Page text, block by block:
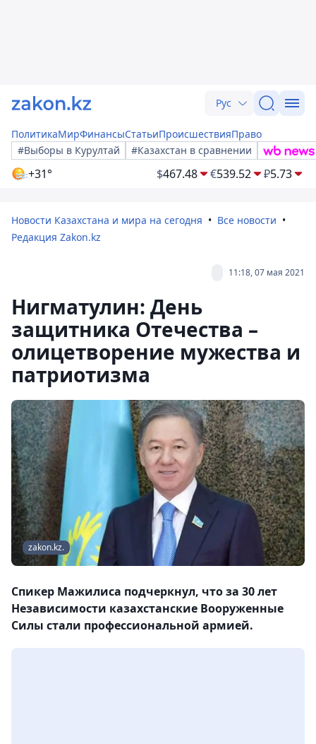
Рус
ПолитикаМирФинансыСтатьиПроисшествияПраво
#Выборы в Курултай
#Казахстан в сравнении
+31° $467.48 €539.52 ₽5.73
Новости Казахстана и мира на сегодня
Все новости
Редакция Zakon.kz
11:18, 07 мая 2021
Нигматулин: День
защитника Отечества –
олицетворение мужества и
патриотизма
zakon.kz.
Спикер Мажилиса подчеркнул, что за 30 лет
Независимости казахстанские Вооруженные
Силы стали профессиональной армией.